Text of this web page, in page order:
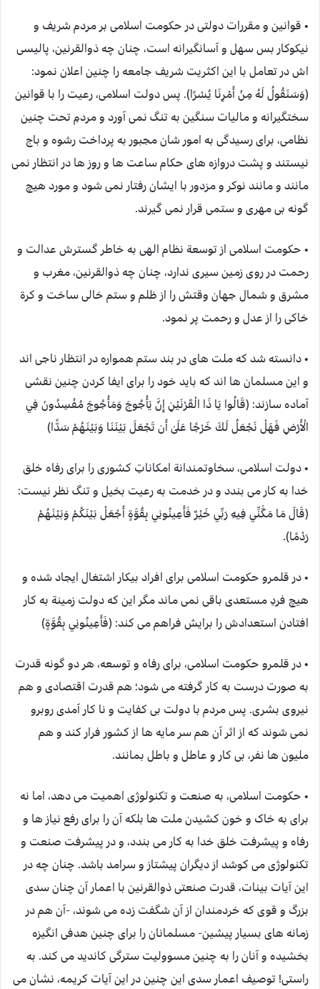
• قوانین و مقررات دولتی در حکومت اسلامی بر مردم شریف و
نیکوکار بس سهل و آسانگیرانه است، چنان چه ذوالقرنین، پالیسی
اش در تعامل با این اکثریت شریف جامعه را چنین اعلان نمود:
(وَسَنَقُولُ لَهُ مِنْ أَمْرِنَا يُسْرًا). پس دولت اسلامی، رعیت را با قوانین
سختگیرانه و مالیات سنگین به تنگ نمی آورد و مردمِ تحت چنین
نظامی، برای رسیدگی به امور شان مجبور به پرداخت رشوه و باج
نیستند و پشت دروازه های حکام ساعت ها و روز ها در انتظار نمی
مانند و مانند نوکر و مزدور با ایشان رفتار نمی شود و مورد هیچ
گونه بی مهری و ستمی قرار نمی گیرند.
• حکومت اسلامی از توسعة نظام الهی به خاطر گسترش عدالت و
رحمت در روی زمین سیری ندارد، چنان چه ذوالقرنین، مغرب و
مشرق و شمال جهان وقتش را از ظلم و ستم خالی ساخت و کرة
خاکی را از عدل و رحمت پر نمود.
• دانسته شد که ملت های در بند ستم همواره در انتظار ناجی اند
و این مسلمان ها اند که باید خود را برای ایفا کردن چنین نقشی
آماده سازند: (قَالُوا يَا ذَا الْقَرْنَيْنِ إِنَّ يَأْجُوجَ وَمَأْجُوجَ مُفْسِدُونَ فِي
الْأَرْضِ فَهَلْ نَجْعَلُ لَكَ خَرْجًا عَلَىٰ أَن تَجْعَلَ بَيْنَنَا وَبَيْنَهُمْ سَدًّا)
• دولت اسلامی، سخاوتمندانة امکاناتِ کشوری را برای رفاه خلق
خدا به کار می بندد و در خدمت به رعیت بخیل و تنگ نظر نیست:
(قَالَ مَا مَكَّنِّي فِيهِ رَبِّي خَيْرٌ فَأَعِينُونِي بِقُوَّةٍ أَجْعَلْ بَيْنَكُمْ وَبَيْنَهُمْ
رَدْمًا).
• در قلمرو حکومت اسلامی برای افراد بیکار اشتغال ایجاد شده و
هیچ فردِ مستعدی باقی نمی ماند مگر این که دولت زمینة به کار
افتادن استعدادش را برایش فراهم می کند: (فَأَعِينُونِي بِقُوَّةٍ)
• در قلمرو حکومت اسلامی، برای رفاه و توسعه، هر دو گونه قدرت
به صورت درست به کار گرفته می شود؛ هم قدرت اقتصادی و هم
نیروی بشری. پس مردم با دولت بی کفایت و نا کار آمدی روبرو
نمی شوند که از اثر آن هم سر مایه ها از کشور فرار کند و هم
ملیون ها نفر، بی کار و عاطل و باطل بمانند.
• حکومت اسلامی، به صنعت و تکنولوژی اهمیت می دهد، اما نه
برای به خاک و خون کشیدن ملت ها بلکه آن را برای رفع نیاز ها و
رفاه و پیشرفت خلق خدا به کار می بندد، و در پیشرفت صنعت و
تکنولوژی می کوشد از دیگران پیشتاز و سرامد باشد. چنان چه در
این آیات بینات، قدرت صنعتی ذوالقرنین با اعمار آن چنان سدی
بزرگ و قوی که خردمندان از آن شگفت زده می شوند، -آن هم در
زمانه های بسیار پیشین- مسلمانان را برای چنین هدفی انگیزه
بخشیده و آنان را به چنین مسوولیت سترگی کاندید می کند. به
راستی! توصیف اعمار سدی این چنین در این آیات کریمه، نشان می